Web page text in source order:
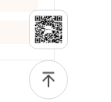
公布的
理。
生在读
安排课
实验室
定进入
治理论考
力考生无
、外语
试两部
学各专
考生准
实施存量
计划向需
展“生
热带植
培养新
化招生